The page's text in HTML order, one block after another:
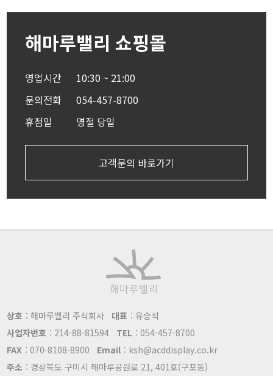
해마루밸리 쇼핑몰
영업시간
10:30 ~ 21:00
문의전화
054-457-8700
휴점일
명절 당일
고객문의 바로가기
상호 : 해마루밸리 주식회사 대표 : 유승석
사업자번호 : 214-88-81594 TEL : 054-457-8700
FAX : 070-8108-8900 Email : ksh@acddisplay.co.kr
주소 : 경상북도 구미시 해마루공원로 21, 401호(구포동)